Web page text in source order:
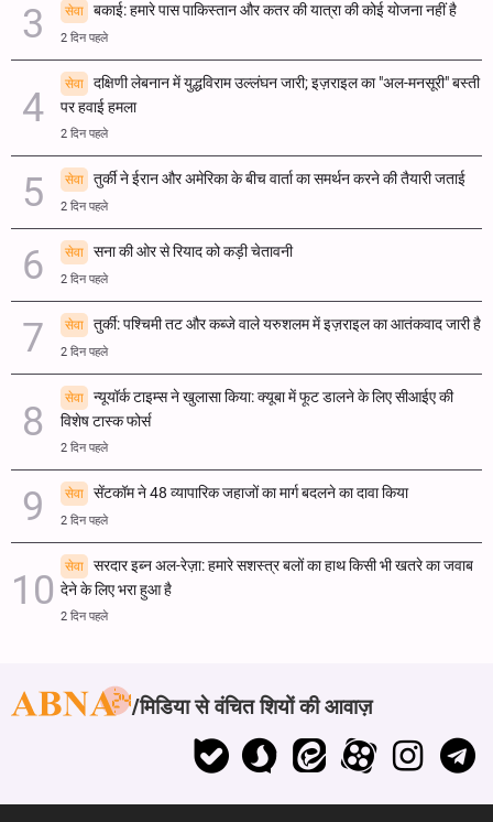
सेवा बकाई: हमारे पास पाकिस्तान और कतर की यात्रा की कोई योजना नहीं है
2 दिन पहले
सेवा
दक्षिणी लेबनान में युद्धविराम उल्लंघन जारी; इज़राइल का "अल-मनसूरी" बस्ती
पर हवाई हमला
2 दिन पहले
सेवा तुर्की ने ईरान और अमेरिका के बीच वार्ता का समर्थन करने की तैयारी जताई
2 दिन पहले
सेवा सना की ओर से रियाद को कड़ी चेतावनी
2 दिन पहले
सेवा तुर्की: पश्चिमी तट और कब्जे वाले यरुशलम में इज़राइल का आतंकवाद जारी है
2 दिन पहले
सेवा
न्यूयॉर्क टाइम्स ने खुलासा किया: क्यूबा में फूट डालने के लिए सीआईए की
विशेष टास्क फोर्स
2 दिन पहले
सेवा सेंटकॉम ने 48 व्यापारिक जहाजों का मार्ग बदलने का दावा किया
2 दिन पहले
सेवा
सरदार इब्न अल-रेज़ा: हमारे सशस्त्र बलों का हाथ किसी भी खतरे का जवाब
देने के लिए भरा हुआ है
2 दिन पहले
मिडिया से वंचित शियों की आवाज़